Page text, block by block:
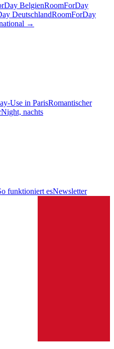
BelgienRoomForDay
DeutschlandRoomForDay
→
Use in ParisRomantischer
nachts
funktioniert esNewsletter